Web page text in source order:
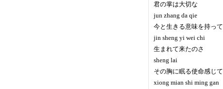
君の掌は大切な
jun zhang da qie
今と生きる意味を持って
jin sheng yi wei chi
生まれて来たのさ
sheng lai
その胸に眠る使命感じて
xiong mian shi ming gan